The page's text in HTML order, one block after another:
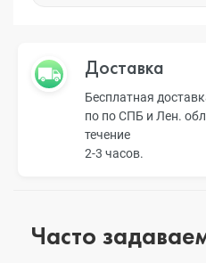
Доставка
Бесплатная
по по СПБ и Лен.
течение
2-3 часов.
Часто